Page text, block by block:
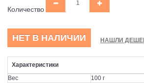
Количество
НЕТ В НАЛИЧИИ НАШЛИ
Характеристики
Вес
100 г